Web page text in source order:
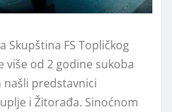
Skupština FS Topličkog
više od 2 godine sukoba
predstavnici
i Žitorađa. Sinoćnom